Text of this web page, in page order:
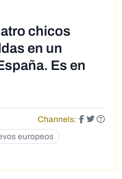
chicos
en un
Es en
Channels:
europeos